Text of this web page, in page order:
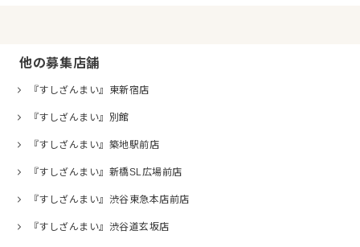
他の募集店舗
『すしざんまい』東新宿店
『すしざんまい』別館
『すしざんまい』築地駅前店
『すしざんまい』新橋SL広場前店
『すしざんまい』渋谷東急本店前店
『すしざんまい』渋谷道玄坂店